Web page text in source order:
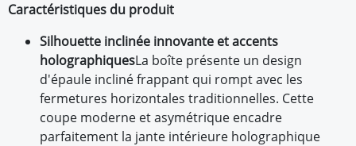
Caractéristiques du produit
Silhouette inclinée innovante et accents
holographiquesLa boîte présente un design
d'épaule incliné frappant qui rompt avec les
fermetures horizontales traditionnelles. Cette
coupe moderne et asymétrique encadre
parfaitement la jante intérieure holographique